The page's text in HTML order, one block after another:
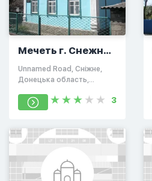
Мечеть г. Снежное
(община
"Исламия")
Unnamed Road, Сніжне,
Донецька область,
3